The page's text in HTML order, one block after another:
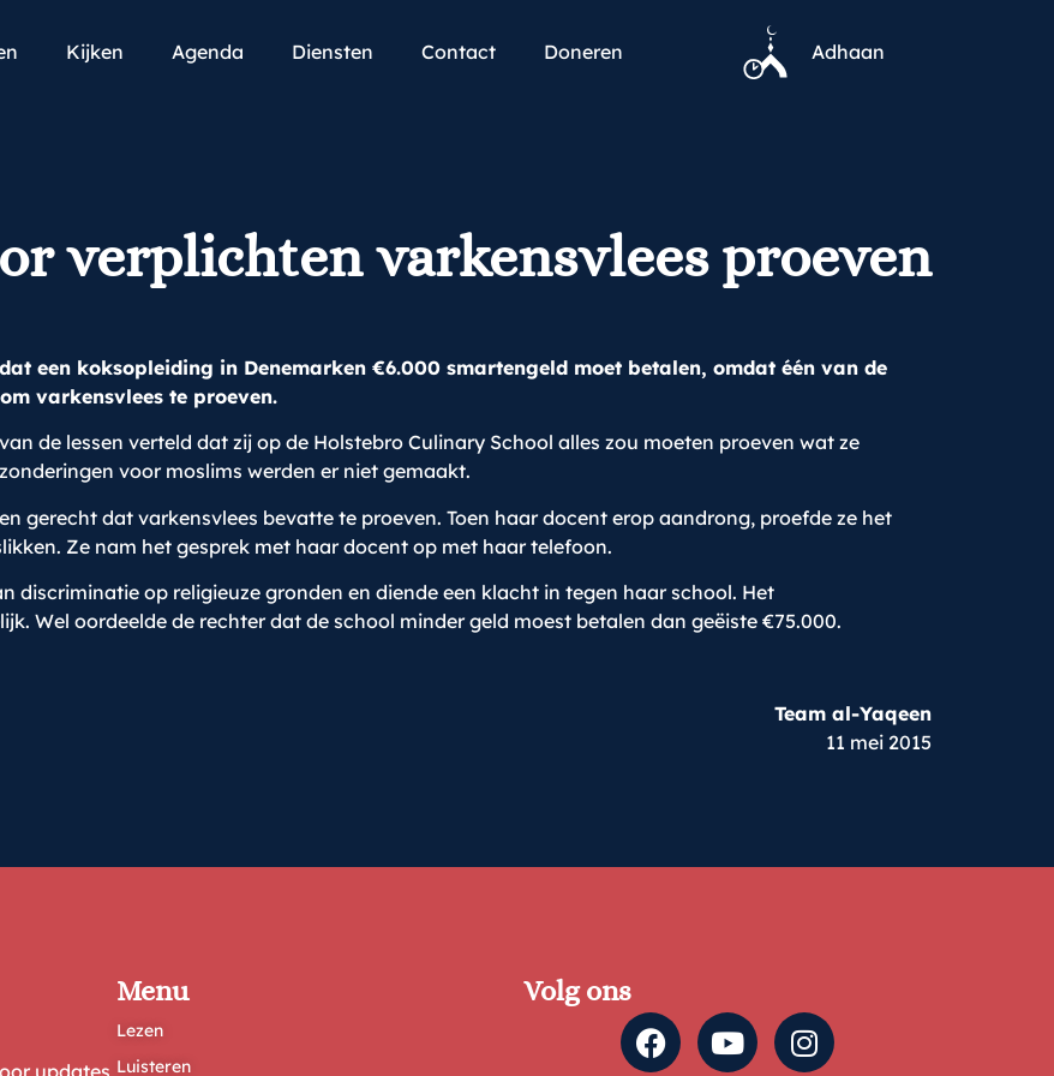
Kijken Agenda Diensten Contact Doneren Adhaan
verplichten varkensvlees proeven
een koksopleiding in Denemarken €6.000 smartengeld moet betalen, omdat één van de
varkensvlees te proeven.
de lessen verteld dat zij op de Holstebro Culinary School alles zou moeten proeven wat ze
voor moslims werden er niet gemaakt.
gerecht dat varkensvlees bevatte te proeven. Toen haar docent erop aandrong, proefde ze het
Ze nam het gesprek met haar docent op met haar telefoon.
discriminatie op religieuze gronden en diende een klacht in tegen haar school. Het
Wel oordeelde de rechter dat de school minder geld moest betalen dan geëiste €75.000.
Team al-Yaqeen
11 mei 2015
updates
Menu
Lezen
Luisteren
Volg ons